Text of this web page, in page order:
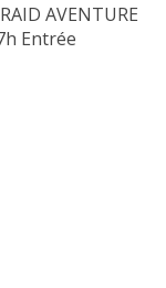
AVENTURE
Entrée